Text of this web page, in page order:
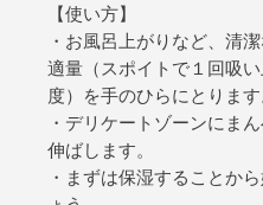
【使い方】
・お風呂上がりなど、清潔
適量（スポイトで１回吸
度）を手のひらにとります
・デリケートゾーンにまん
伸ばします。
・まずは保湿することか